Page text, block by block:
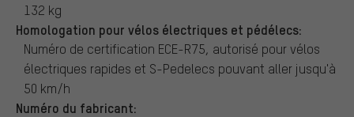
132 kg
Homologation pour vélos électriques et pédélecs:
Numéro de certification ECE-R75, autorisé pour vélos
électriques rapides et S-Pedelecs pouvant aller jusqu'à
50 km/h
Numéro du fabricant: